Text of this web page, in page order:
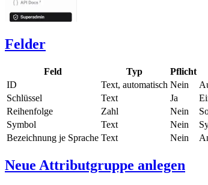
Felder
Feld Typ Pflicht
ID
Text, automatisch Nein
Schlüssel
Text Ja
Reihenfolge Zahl Nein
Symbol
Text Nein
Bezeichnung je Sprache Text Nein
Neue Attributgruppe anlegen